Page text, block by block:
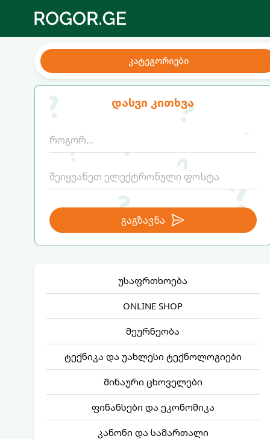
კატეგორიები
დასვი კითხვა
გაგზავნა
უსაფრთხოება
ONLINE SHOP
მეურნეობა
ტექნიკა და უახლესი ტექნოლოგიები
შინაური ცხოველები
ფინანსები და ეკონომიკა
კანონი და სამართალი